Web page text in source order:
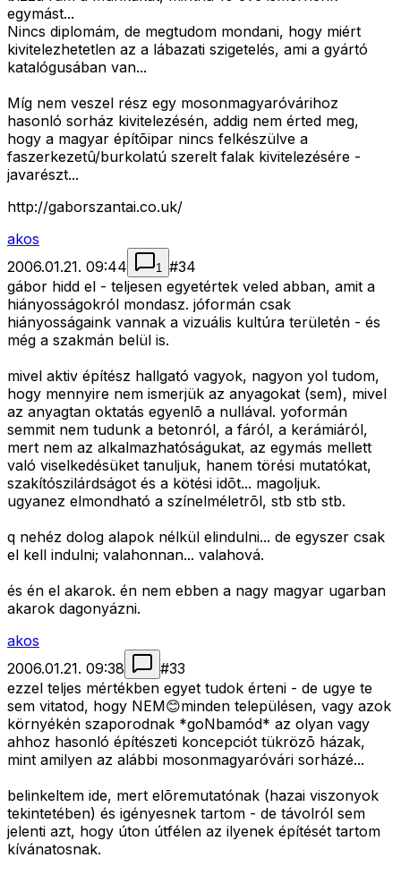
egymást...
Nincs diplomám, de megtudom mondani, hogy miért
kivitelezhetetlen az a lábazati szigetelés, ami a gyártó
katalógusában van...
Míg nem veszel rész egy mosonmagyaróvárihoz
hasonló sorház kivitelezésén, addig nem érted meg,
hogy a magyar építõipar nincs felkészülve a
faszerkezetû/burkolatú szerelt falak kivitelezésére -
javarészt...
http://gaborszantai.co.uk/
akos
2006.01.21. 09:44
1 #34
gábor hidd el - teljesen egyetértek veled abban, amit a
hiányosságokról mondasz. jóformán csak
hiányosságaink vannak a vizuális kultúra területén - és
még a szakmán belül is.
mivel aktiv építész hallgató vagyok, nagyon yol tudom,
hogy mennyire nem ismerjük az anyagokat (sem), mivel
az anyagtan oktatás egyenlõ a nullával. yoformán
semmit nem tudunk a betonról, a fáról, a kerámiáról,
mert nem az alkalmazhatóságukat, az egymás mellett
való viselkedésüket tanuljuk, hanem törési mutatókat,
szakítószilárdságot és a kötési idõt... magoljuk.
ugyanez elmondható a színelméletrõl, stb stb stb.
q nehéz dolog alapok nélkül elindulni... de egyszer csak
el kell indulni; valahonnan... valahová.
és én el akarok. én nem ebben a nagy magyar ugarban
akarok dagonyázni.
akos
2006.01.21. 09:38
#33
ezzel teljes mértékben egyet tudok érteni - de ugye te
sem vitatod, hogy NEM😊minden településen, vagy azok
környékén szaporodnak *goNbamód* az olyan vagy
ahhoz hasonló építészeti koncepciót tükrözõ házak,
mint amilyen az alábbi mosonmagyaróvári sorházé...
belinkeltem ide, mert elõremutatónak (hazai viszonyok
tekintetében) és igényesnek tartom - de távolról sem
jelenti azt, hogy úton útfélen az ilyenek építését tartom
kívánatosnak.